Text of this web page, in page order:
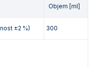
Objem [ml]
±2 %) 300